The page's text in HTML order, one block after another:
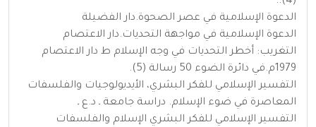
الدعوة الإسلامية في عصر الصحوة.دار الفضيلة
الدعوة الإسلامية في مواجهة التحديات.دار الاعتصام
التغريب: أخطر التحديات في وجه الإسلام ط دار الاعتصام
1979م.في دائرة الضوء 50 رسالة (5).
التفسير الإسلامي للفكر البشري، الأيديولوجيات والفلسفات
المعاصرة في ضوء الإسلام. دراسة جامعة ـ د.ع ـ
التفسير الإسلامي للفكر البشري الإسلام والفلسفات